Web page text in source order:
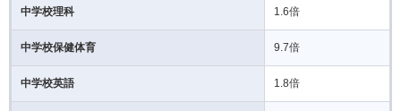
中学校理科 1.6倍
中学校保健体育 9.7倍
中学校英語 1.8倍